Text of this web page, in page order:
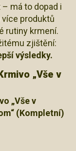
má to dopad i
produktů
rutiny krmení.
zjištění:
výsledky.
„Vše v
„Vše v
(Kompletní)